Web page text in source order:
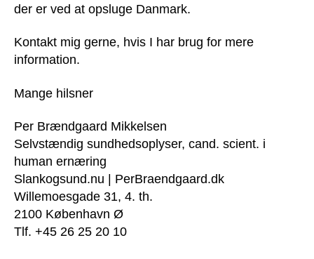
der er ved at opsluge Danmark.
Kontakt mig gerne, hvis I har brug for mere
information.
Mange hilsner
Per Brændgaard Mikkelsen
Selvstændig sundhedsoplyser, cand. scient. i
human ernæring
Slankogsund.nu | PerBraendgaard.dk
Willemoesgade 31, 4. th.
2100 København Ø
Tlf. +45 26 25 20 10